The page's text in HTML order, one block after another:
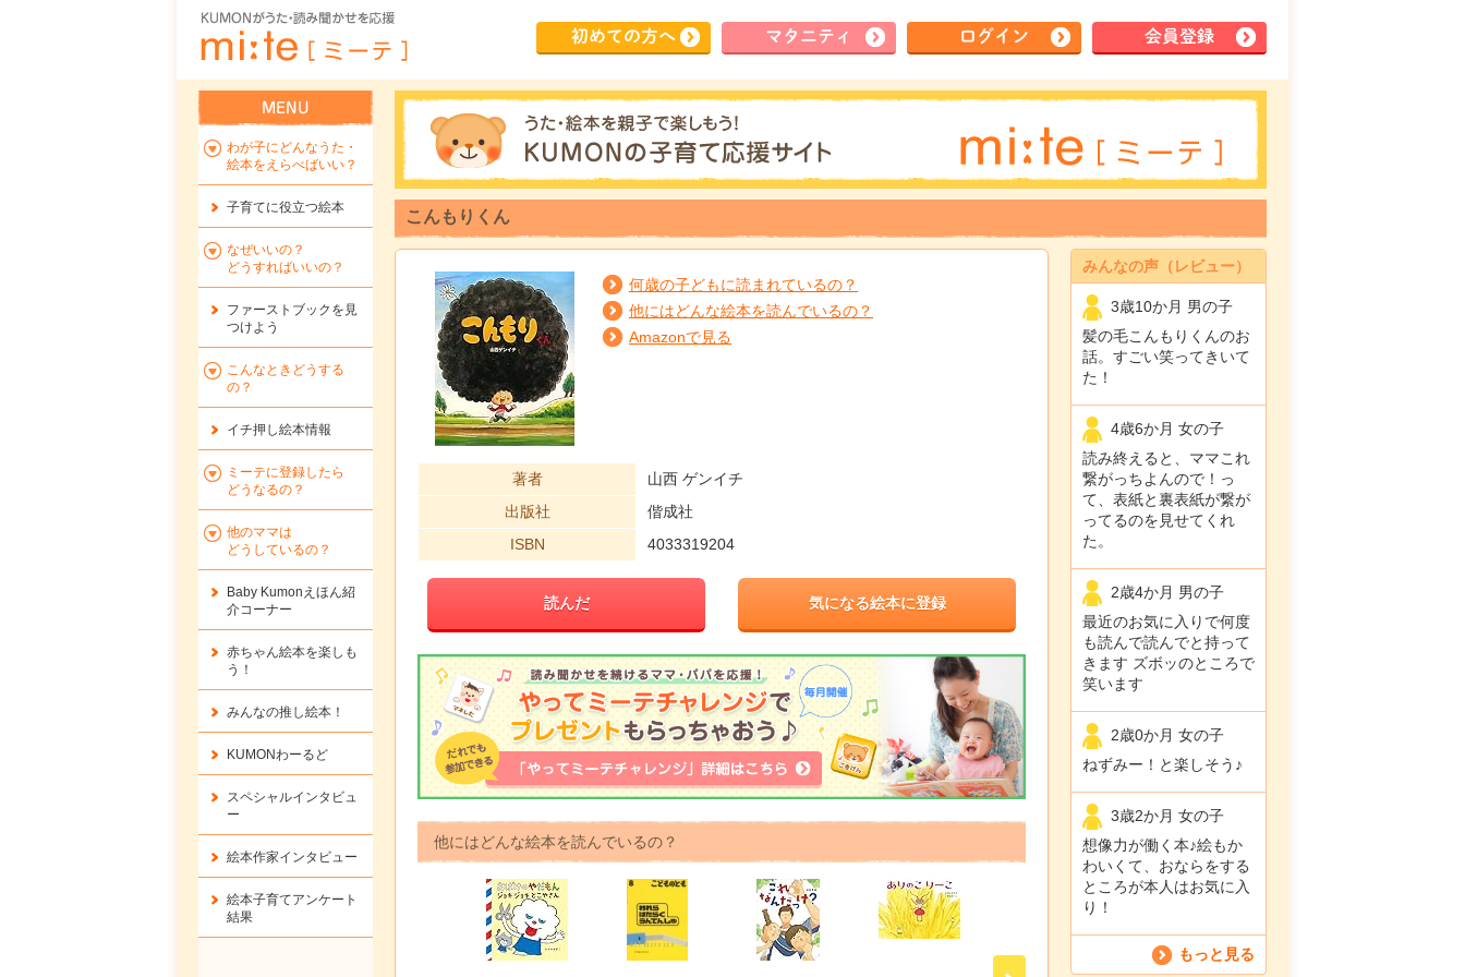
初めての方へ マタ ニティ ログイン 会員登録
こんもりくん
みんなの声（レビュー）
3歳10か月 男の子
髪の毛こんもりくんのお
話。すごい笑ってきいて
た！
4歳6か月 女の子
読み終えると、ママこれ
繋がっちよんので！っ
て、表紙と裏表紙が繋が
ってるのを見せてくれ
た。
2歳4か月 男の子
最近のお気に入りで何度
も読んで読んでと持って
きます ズボッのところで
笑います
2歳0か月 女の子
ねずみー！と楽しそう♪
3歳2か月 女の子
想像力が働く本♪絵もか
わいくて、おならをする
ところが本人はお気に入
り！
もっと見る
何歳の子どもに読まれているの？
他にはどんな絵本を読んでいるの？
Amazonで見る
著者
山西 ゲンイチ
出版社
偕成社
ISBN
4033319204
読んだ 気になる絵本に登録
他にはどんな絵本を読んでいるの？
わが子にどんなうた・
絵本をえらべばいい？
子育てに役立つ絵本
なぜいいの？
どうすればいいの？
ファーストブックを 見
つけよう
こんなときどうする
の？
イチ押し絵本情報
ミーテに登録したら
どうなるの？
他のママは
どうしているの？
Baby Kumonえほん紹
介コーナー
赤ちゃん絵本を楽しも
う！
みんなの推し絵本！
KUMONわーるど
スペシャルインタビュ
ー
絵本作家インタビュー
絵本子育てアンケート
結果